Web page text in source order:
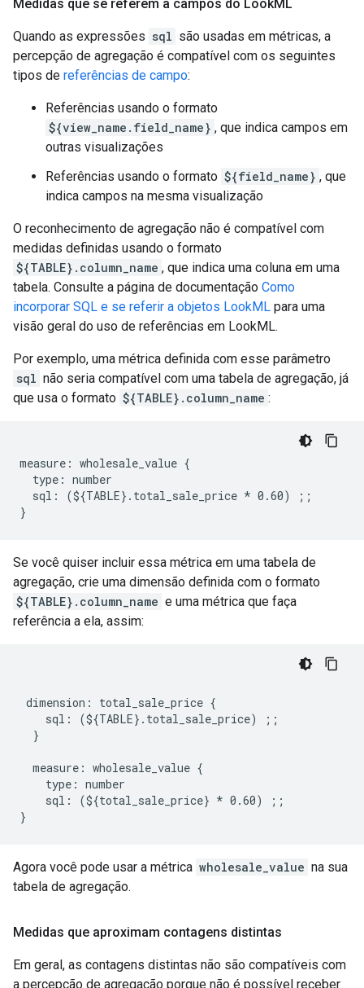
Medidas que se referem a campos do LookML
Quando as expressões sql são usadas em métricas, a
percepção de agregação é compatível com os seguintes
tipos de referências de campo:
Referências usando o formato
${view_name.field_name} , que indica campos em
outras visualizações
Referências usando o formato ${field_name} , que
indica campos na mesma visualização
O reconhecimento de agregação não é compatível com
medidas definidas usando o formato
${TABLE}.column_name , que indica uma coluna em uma
tabela. Consulte a página de documentação Como
incorporar SQL e se referir a objetos LookML para uma
visão geral do uso de referências em LookML.
Por exemplo, uma métrica definida com esse parâmetro
sql não seria compatível com uma tabela de agregação, já
que usa o formato ${TABLE}.column_name :
measure: wholesale_value {
  type: number
  sql: (${TABLE}.total_sale_price * 0.60) ;;
Se você quiser incluir essa métrica em uma tabela de
agregação, crie uma dimensão definida com o formato
${TABLE}.column_name e uma métrica que faça
referência a ela, assim:
dimension: total_sale_price {
    sql: (${TABLE}.total_sale_price) ;;
  }
  measure: wholesale_value {
    type: number
    sql: (${total_sale_price} * 0.60) ;;
Agora você pode usar a métrica wholesale_value na sua
tabela de agregação.
Medidas que aproximam contagens distintas
Em geral, as contagens distintas não são compatíveis com
a percepção de agregação porque não é possível receber